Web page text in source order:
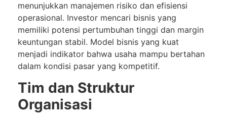
menunjukkan manajemen risiko dan efisiensi
operasional. Investor mencari bisnis yang
memiliki potensi pertumbuhan tinggi dan margin
keuntungan stabil. Model bisnis yang kuat
menjadi indikator bahwa usaha mampu bertahan
dalam kondisi pasar yang kompetitif.
Tim dan Struktur
Organisasi